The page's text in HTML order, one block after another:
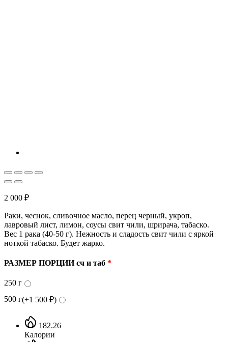
2 000 ₽
Раки, чеснок, сливочное масло, перец черный, укроп,
лавровый лист, лимон, соусы свит чили, шрирача, табаско.
Вес 1 рака (40-50 г). Нежность и сладость свит чили с яркой
ноткой табаско. Будет жарко.
РАЗМЕР ПОРЦИИ сч и таб *
250 г
500 г(+1 500 ₽)
182.26
Калории